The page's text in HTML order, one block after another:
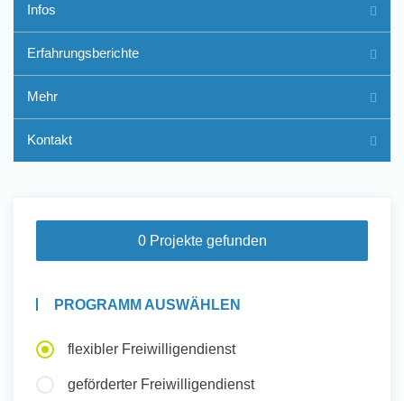
- Erfahrungsberichte
Auslandserfahrung Sammeln
und Sozial Engagieren
Infos
Erfahrungsberichte
Mehr
Kontakt
0 Projekte gefunden
PROGRAMM AUSWÄHLEN
flexibler Freiwilligendienst
geförderter Freiwilligendienst